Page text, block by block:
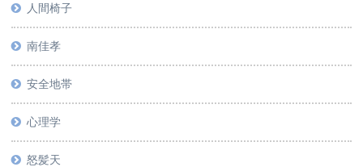
人間椅子
南佳孝
安全地帯
心理学
怒髪天